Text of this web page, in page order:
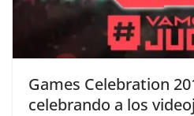
Games Celebration
celebrando a los